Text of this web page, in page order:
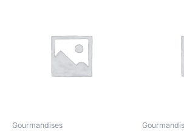
Gourmandises